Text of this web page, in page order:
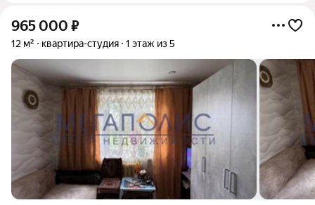
965 000 ₽
12 м² квартира-студия 1 этаж из 5